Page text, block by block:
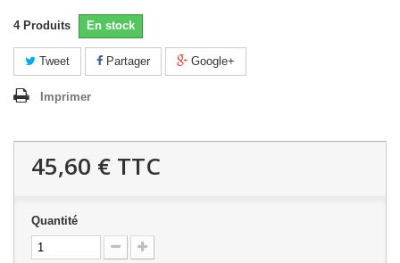
4 Produits En stock
Tweet Partager Google+
Imprimer
45,60 € TTC
Quantité